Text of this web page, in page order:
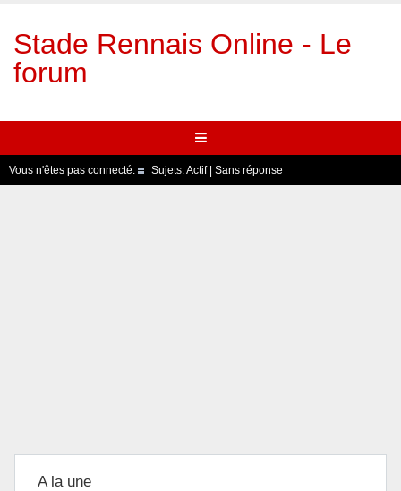
Stade Rennais Online - Le
forum
Vous n'êtes pas connecté. Sujets:Actif| Sans réponse
A la une